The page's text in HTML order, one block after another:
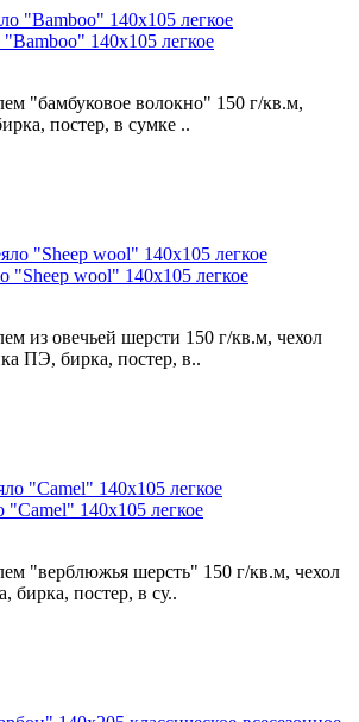
140х105 легкое
"бамбуковое волокно" 150 г/кв.м,
постер, в сумке ..
wool" 140х105 легкое
из овечьей шерсти 150 г/кв.м, чехол
ПЭ, бирка, постер, в..
140х105 легкое
"верблюжья шерсть" 150 г/кв.м, чехол
бирка, постер, в су..